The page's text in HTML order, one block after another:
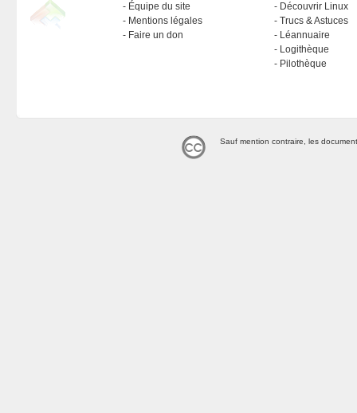
Équipe du site
Mentions légales
Faire un don
Découvrir Linux
Trucs & Astuces
Léannuaire
Logithèque
Pilothèque
Sauf mention contraire, les